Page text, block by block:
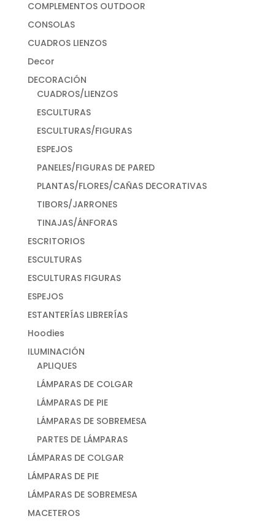
COMPLEMENTOS OUTDOOR
CONSOLAS
CUADROS LIENZOS
Decor
DECORACIÓN
CUADROS/LIENZOS
ESCULTURAS
ESCULTURAS/FIGURAS
ESPEJOS
PANELES/FIGURAS DE PARED
PLANTAS/FLORES/CAÑAS DECORATIVAS
TIBORS/JARRONES
TINAJAS/ÁNFORAS
ESCRITORIOS
ESCULTURAS
ESCULTURAS FIGURAS
ESPEJOS
ESTANTERÍAS LIBRERÍAS
Hoodies
ILUMINACIÓN
APLIQUES
LÁMPARAS DE COLGAR
LÁMPARAS DE PIE
LÁMPARAS DE SOBREMESA
PARTES DE LÁMPARAS
LÁMPARAS DE COLGAR
LÁMPARAS DE PIE
LÁMPARAS DE SOBREMESA
MACETEROS